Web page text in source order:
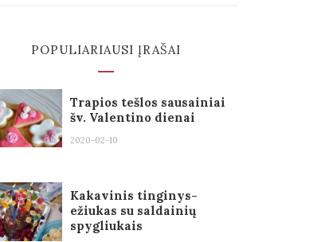
POPULIARIAUSI ĮRAŠAI
Trapios tešlos sausainiai
šv. Valentino dienai
2020-02-10
Kakavinis tinginys-
ežiukas su saldainių
spygliukais